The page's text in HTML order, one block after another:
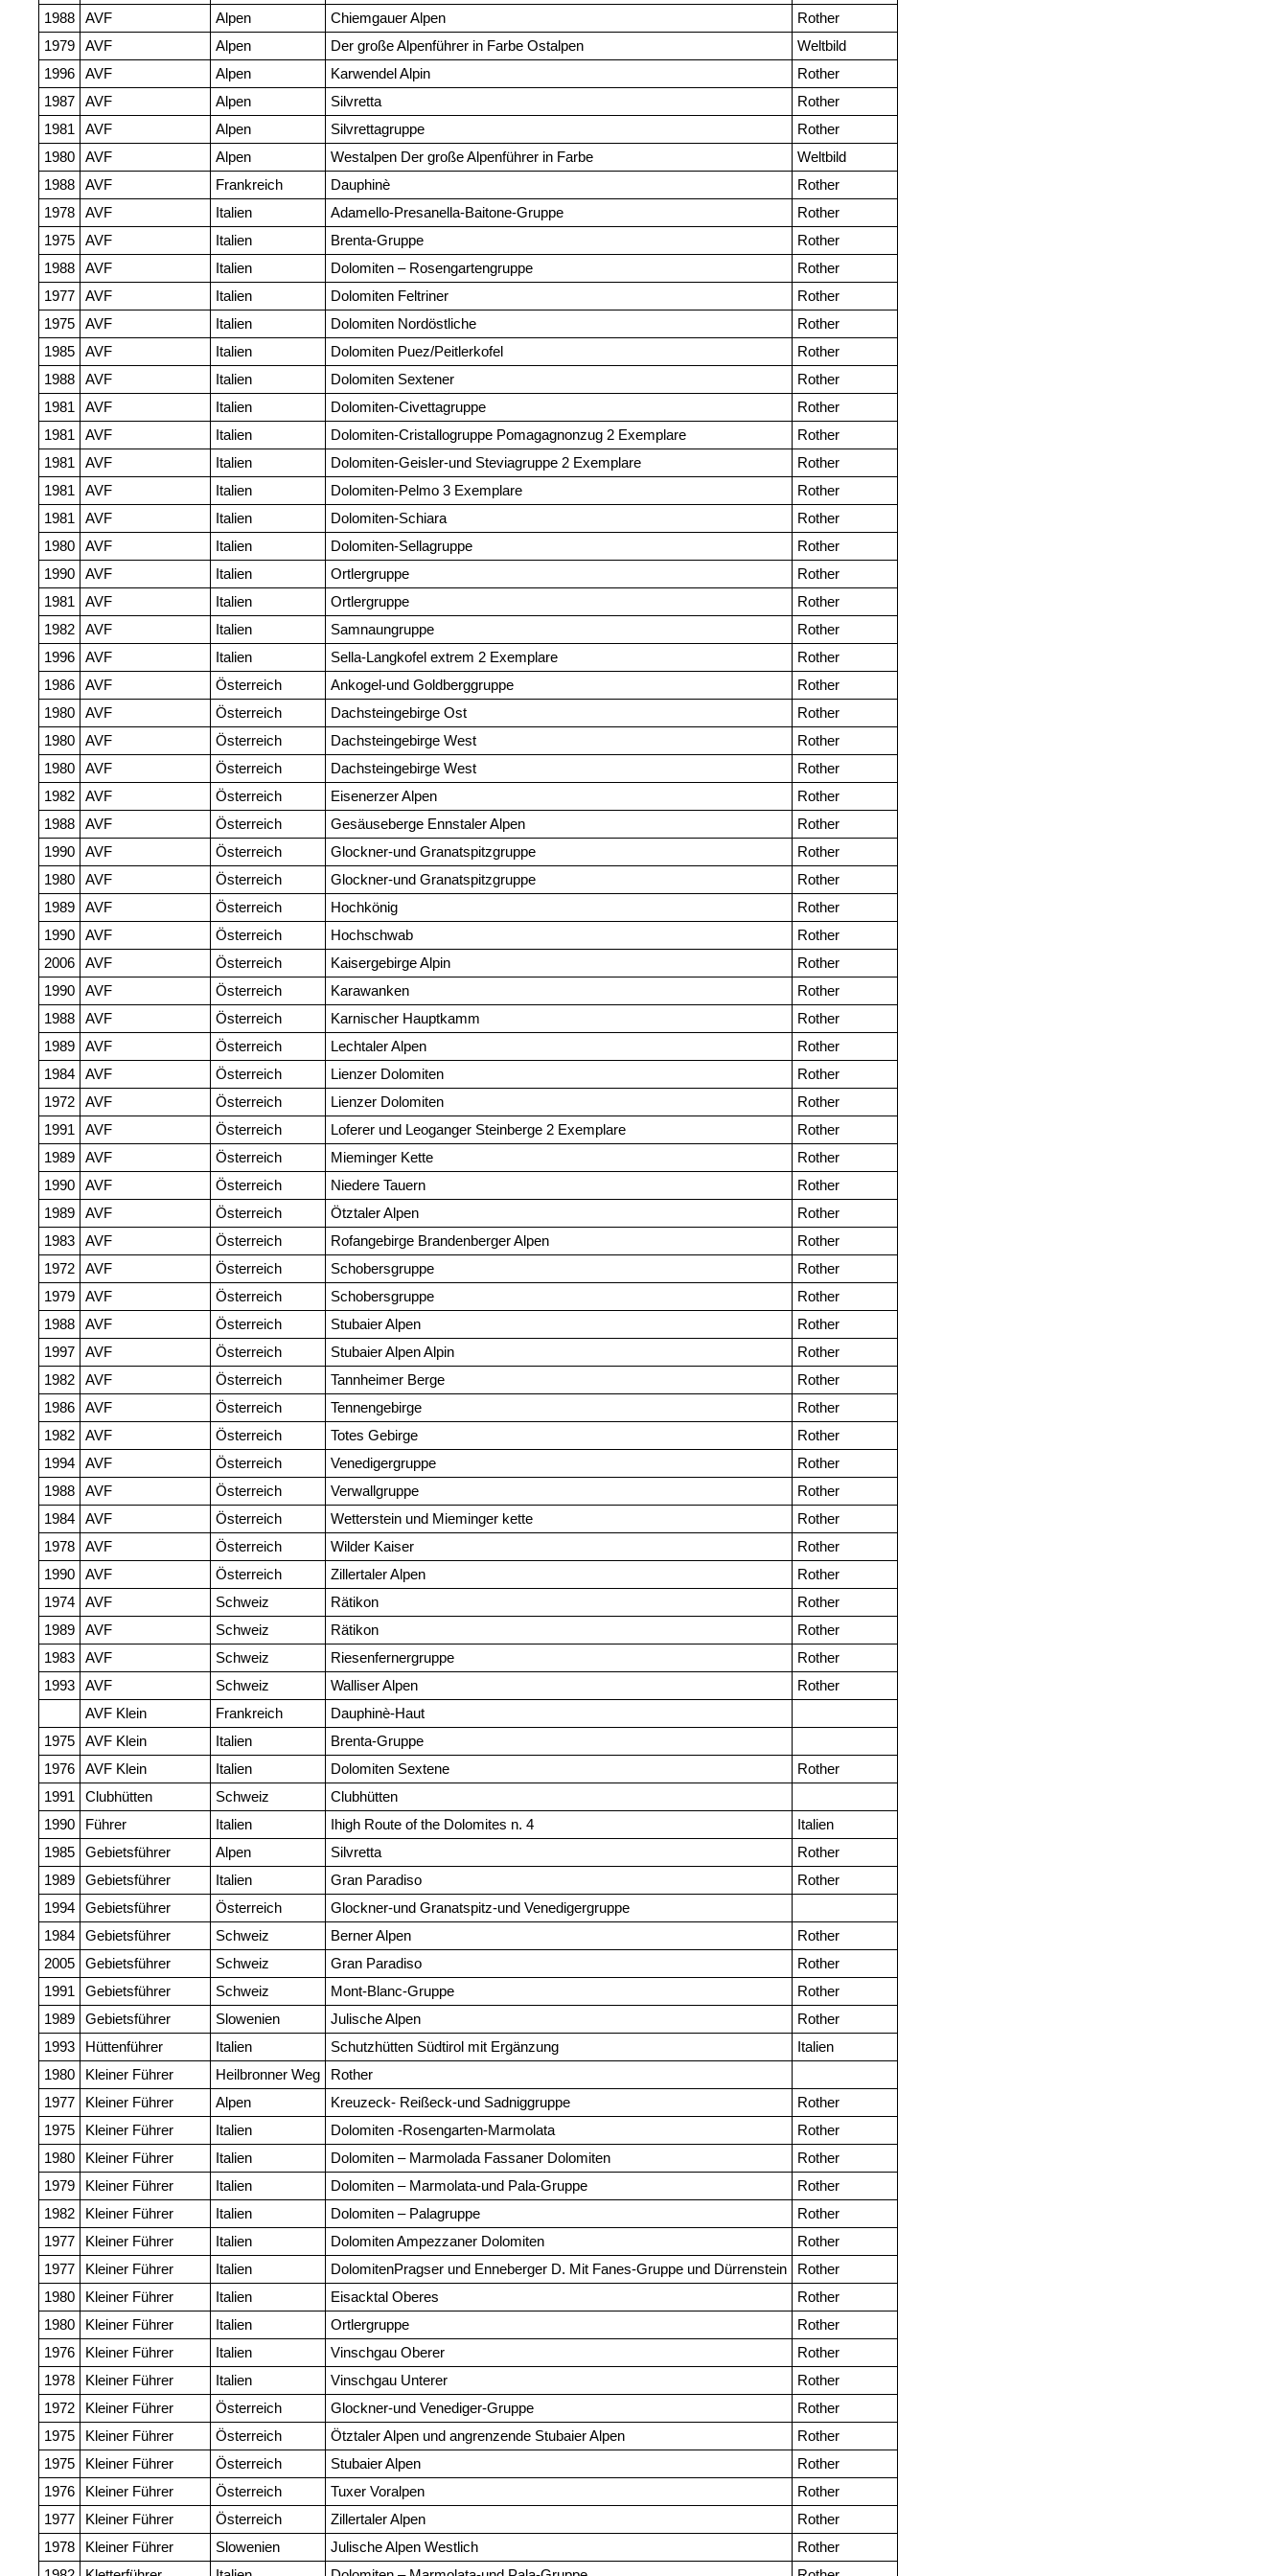
1988 AVF Alpen Chiemgauer Alpen
Rother
1979
AVF Alpen Der große Alpenführer in Farbe Ostalpen
Weltbild
1996
AVF Alpen Karwendel Alpin
Rother
1987
AVF Alpen Silvretta
Rother
1981
AVF Alpen Silvrettagruppe
Rother
1980
AVF Alpen Westalpen Der große Alpenführer in Farbe
Weltbild
1988
AVF Frankreich Dauphinè
Rother
1978
AVF Italien Adamello-Presanella-Baitone-Gruppe
Rother
1975
AVF Italien Brenta-Gruppe
Rother
1988
AVF Italien Dolomiten – Rosengartengruppe
Rother
1977
AVF Italien Dolomiten Feltriner
Rother
1975
AVF Italien Dolomiten Nordöstliche
Rother
1985
AVF Italien Dolomiten Puez/Peitlerkofel
Rother
1988
AVF Italien Dolomiten Sextener
Rother
1981
AVF Italien Dolomiten-Civettagruppe
Rother
1981
AVF Italien Dolomiten-Cristallogruppe Pomagagnonzug 2 Exemplare
Rother
1981
AVF Italien Dolomiten-Geisler-und Steviagruppe 2 Exemplare
Rother
1981
AVF Italien Dolomiten-Pelmo 3 Exemplare
Rother
1981
AVF Italien Dolomiten-Schiara
Rother
1980
AVF Italien Dolomiten-Sellagruppe
Rother
1990
AVF Italien Ortlergruppe
Rother
1981
AVF Italien Ortlergruppe
Rother
1982
AVF Italien Samnaungruppe
Rother
1996
AVF Italien Sella-Langkofel extrem 2 Exemplare
Rother
1986
AVF Österreich Ankogel-und Goldberggruppe
Rother
1980
AVF Österreich Dachsteingebirge Ost
Rother
1980
AVF Österreich Dachsteingebirge West
Rother
1980
AVF Österreich Dachsteingebirge West
Rother
1982
AVF Österreich Eisenerzer Alpen
Rother
1988
AVF Österreich Gesäuseberge Ennstaler Alpen
Rother
1990
AVF Österreich Glockner-und Granatspitzgruppe
Rother
1980
AVF Österreich Glockner-und Granatspitzgruppe
Rother
1989
AVF Österreich Hochkönig
Rother
1990
AVF Österreich Hochschwab
Rother
2006
AVF Österreich Kaisergebirge Alpin
Rother
1990
AVF Österreich Karawanken
Rother
1988
AVF Österreich Karnischer Hauptkamm
Rother
1989
AVF Österreich Lechtaler Alpen
Rother
1984
AVF Österreich Lienzer Dolomiten
Rother
1972
AVF Österreich Lienzer Dolomiten
Rother
1991
AVF Österreich Loferer und Leoganger Steinberge 2 Exemplare
Rother
1989
AVF Österreich Mieminger Kette
Rother
1990
AVF Österreich Niedere Tauern
Rother
1989
AVF Österreich Ötztaler Alpen
Rother
1983
AVF Österreich Rofangebirge Brandenberger Alpen
Rother
1972
AVF Österreich Schobersgruppe
Rother
1979
AVF Österreich Schobersgruppe
Rother
1988
AVF Österreich Stubaier Alpen
Rother
1997
AVF Österreich Stubaier Alpen Alpin
Rother
1982
AVF Österreich Tannheimer Berge
Rother
1986
AVF Österreich Tennengebirge
Rother
1982
AVF Österreich Totes Gebirge
Rother
1994
AVF Österreich Venedigergruppe
Rother
1988
AVF Österreich Verwallgruppe
Rother
1984
AVF Österreich Wetterstein und Mieminger kette
Rother
1978
AVF Österreich Wilder Kaiser
Rother
1990
AVF Österreich Zillertaler Alpen
Rother
1974
AVF Schweiz Rätikon
Rother
1989
AVF Schweiz Rätikon
Rother
1983
AVF Schweiz Riesenfernergruppe
Rother
1993
AVF Schweiz Walliser Alpen
Rother
AVF Klein
Frankreich
Dauphinè-Haut
1975
AVF Klein Italien
Brenta-Gruppe
1976
AVF Klein Italien Dolomiten Sextene
Rother
1991
Clubhütten Schweiz
Clubhütten
1990
Führer Italien Ihigh Route of the Dolomites n. 4
Italien
1985
Gebietsführer Alpen Silvretta
Rother
1989
Gebietsführer Italien Gran Paradiso
Rother
1994
Gebietsführer Österreich
Glockner-und Granatspitz-und Venedigergruppe
1984
Gebietsführer Schweiz Berner Alpen
Rother
2005
Gebietsführer Schweiz Gran Paradiso
Rother
1991
Gebietsführer Schweiz Mont-Blanc-Gruppe
Rother
1989
Gebietsführer Slowenien Julische Alpen
Rother
1993
Hüttenführer Italien Schutzhütten Südtirol mit Ergänzung
Italien
1980
Kleiner Führer Heilbronner Weg
Rother
1977
Kleiner Führer Alpen Kreuzeck- Reißeck-und Sadniggruppe
Rother
1975
Kleiner Führer Italien Dolomiten -Rosengarten-Marmolata
Rother
1980
Kleiner Führer Italien Dolomiten – Marmolada Fassaner Dolomiten
Rother
1979
Kleiner Führer Italien Dolomiten – Marmolata-und Pala-Gruppe
Rother
1982
Kleiner Führer Italien Dolomiten – Palagruppe
Rother
1977
Kleiner Führer Italien Dolomiten Ampezzaner Dolomiten
Rother
1977
Kleiner Führer Italien DolomitenPragser und Enneberger D. Mit Fanes-Gruppe und Dürrenstein
Rother
1980
Kleiner Führer Italien Eisacktal Oberes
Rother
1980
Kleiner Führer Italien Ortlergruppe
Rother
1976
Kleiner Führer Italien Vinschgau Oberer
Rother
1978
Kleiner Führer Italien Vinschgau Unterer
Rother
1972
Kleiner Führer Österreich Glockner-und Venediger-Gruppe
Rother
1975
Kleiner Führer Österreich Ötztaler Alpen und angrenzende Stubaier Alpen
Rother
1975
Kleiner Führer Österreich Stubaier Alpen
Rother
1976
Kleiner Führer Österreich Tuxer Voralpen
Rother
1977
Kleiner Führer Österreich Zillertaler Alpen
Rother
1978
Kleiner Führer Slowenien Julische Alpen Westlich
Rother